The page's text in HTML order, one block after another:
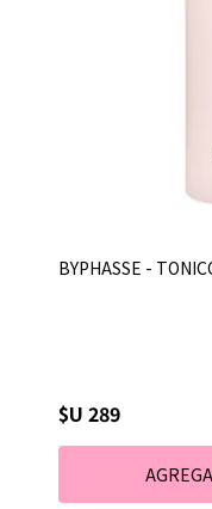
BYPHASSE -
$U 289